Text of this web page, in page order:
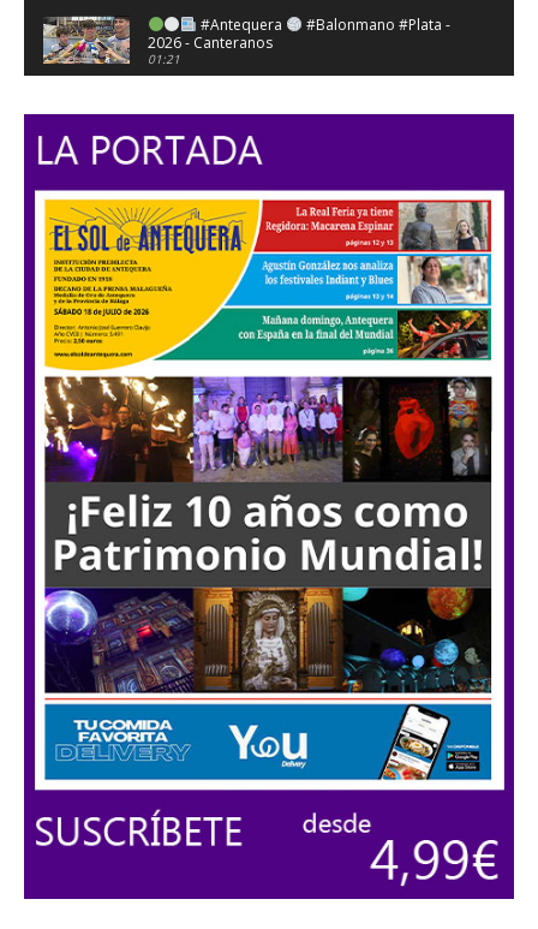
#Antequera
#Balonmano #Plata -
2026 - Canteranos
01:21
2026 - Nacho del Castillo
#Antequera
2026 - Isaac García y Pablo Varo
05:30
#Antequera
#Balonmano #Plata -
2026 - Daniel Podadera
04:48
#Antequera
#Balonmano #Plata -
Agustín Vidal - Dólmenes 2026
05:51
#Antequera
#FiestasPatronales -
Cartel Remedios 2026
10:40
#Cultura #Antequera
#Música #Blues
- 2026 - ‘Los Deltonos'
#Cultura #Antequera
#Música #Blues
- 2026 - ‘Haylen’